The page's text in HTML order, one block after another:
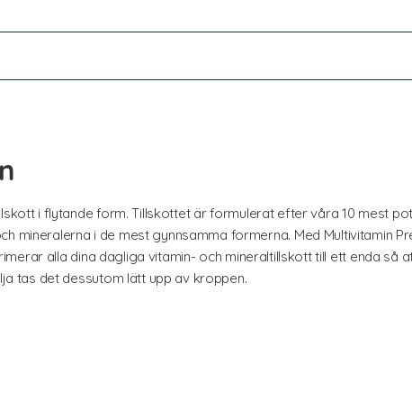
i flytande form. Tillskottet är formulerat efter våra 10 mest
mineralerna i de mest gynnsamma formerna. Med Multivitamin
alla dina dagliga vitamin- och mineraltillskott till ett enda så
tas det dessutom lätt upp av kroppen.